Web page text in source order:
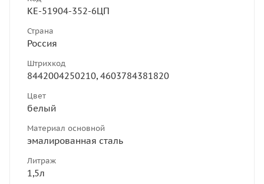
КЕ-51904-352-6ЦП
Страна
Россия
Штрихкод
8442004250210, 4603784381820
Цвет
белый
Материал основной
эмалированная сталь
Литраж
1,5л